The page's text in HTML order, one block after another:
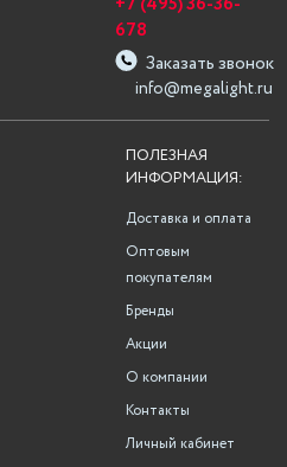
info@megalight.ru
678
Заказать звонок
ПОЛЕЗНАЯ
ИНФОРМАЦИЯ:
Доставка и оплата
Оптовым
покупателям
Бренды
Акции
О компании
Контакты
Личный кабинет